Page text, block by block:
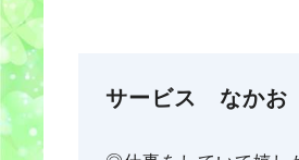
サービス なかお